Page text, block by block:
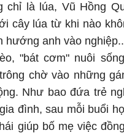
chỉ là lúa, Vũ Hồng
cây lúa từ khi nào
hướng anh vào
"bát cơm" nuôi
chờ vào những
Như bao đứa trẻ
đình, sau mỗi buổi
giúp bố mẹ việc